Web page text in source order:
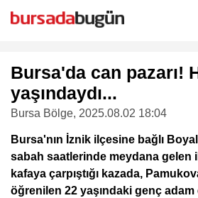
Bursa'da can pazarı!
yaşındaydı...
Bursa Bölge, 2025.08.02 18:04
Bursa'nın İznik ilçesine bağlı
sabah saatlerinde meydana gelen
kafaya çarpıştığı kazada,
öğrenilen 22 yaşındaki genç